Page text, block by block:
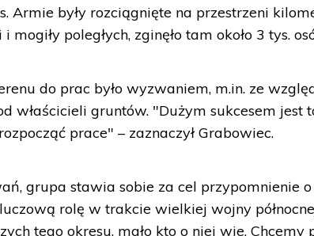
Armie były rozciągnięte na przestrzeni
mogiły poległych, zginęło tam około 3 tys.
do prac było wyzwaniem, m.in. ze
właścicieli gruntów. "Dużym sukcesem jest
prace" – zaznaczył Grabowiec.
grupa stawia sobie za cel przypomnienie
rolę w trakcie wielkiej wojny
tego okresu, mało kto o niej wie.